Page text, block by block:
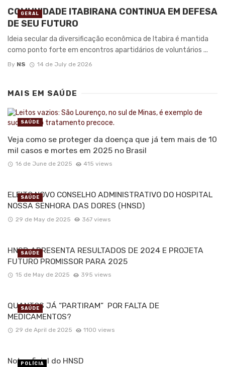
COMUNIDADE ITABIRANA CONTINUA EM DEFESA
DE SEU FUTURO
Ideia secular da diversificação econômica de Itabira é mantida
como ponto forte em encontros apartidários de voluntários ...
By NS 14 de July de 2026
GERAL
MAIS EM SAÚDE
Veja como se proteger da doença que já tem mais de 10
mil casos e mortes em 2025 no Brasil
16 de June de 2025 415 views
SAÚDE
ELEITO NOVO CONSELHO ADMINISTRATIVO DO HOSPITAL
NOSSA SENHORA DAS DORES (HNSD)
29 de May de 2025 367 views
SAÚDE
HNSD APRESENTA RESULTADOS DE 2024 E PROJETA
FUTURO PROMISSOR PARA 2025
15 de May de 2025 395 views
SAÚDE
QUANTOS JÁ “PARTIRAM” POR FALTA DE
MEDICAMENTOS?
29 de April de 2025 1100 views
SAÚDE
Nota oficial do HNSD
POLÍCIA